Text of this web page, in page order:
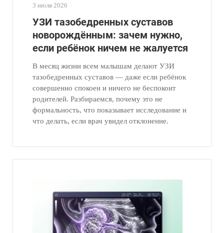
3 июля 2026
УЗИ тазобедренных суставов
новорождённым: зачем нужно,
если ребёнок ничем не жалуется
В месяц жизни всем малышам делают УЗИ
тазобедренных суставов — даже если ребёнок
совершенно спокоен и ничего не беспокоит
родителей. Разбираемся, почему это не
формальность, что показывает исследование и
что делать, если врач увидел отклонение.